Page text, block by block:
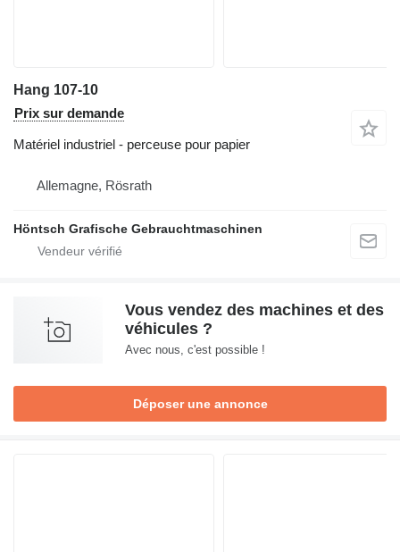
Hang 107-10
Prix sur demande
Matériel industriel - perceuse pour papier
Allemagne, Rösrath
Höntsch Grafische Gebrauchtmaschinen
Vous vendez des machines et des
véhicules ?
Avec nous, c'est possible !
Déposer une annonce